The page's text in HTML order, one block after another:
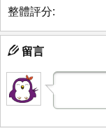
整體評分:
留言